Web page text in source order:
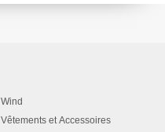
Wind
Vêtements et Accessoires